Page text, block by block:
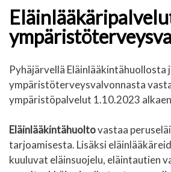
Pyhäjärvellä Eläinlääkintähuollosta
ympäristöterveysvalvonnasta
ympäristöpalvelut 1.10.2023
Eläinlääkintähuoltovastaa
tarjoamisesta. Lisäksi
kuuluvat eläinsuojelu, eläintautien